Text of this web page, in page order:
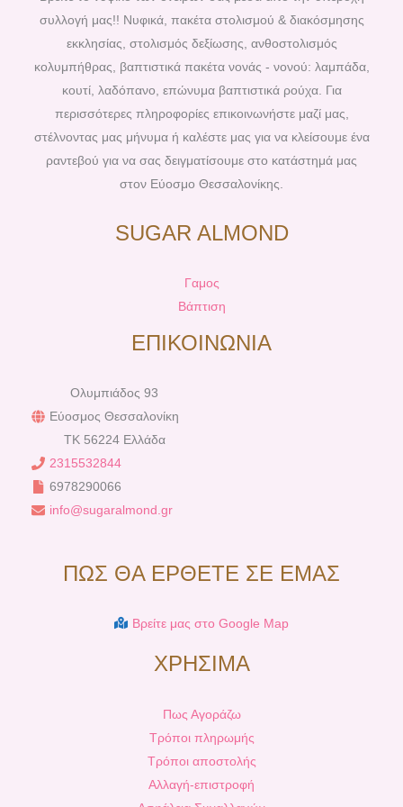
o
o
k
r
e
s
t
g
r
a
m
b
συλλογή μας!! Νυφικά, πακέτα στολισμού & διακόσμησης
εκκλησίας, στολισμός δεξίωσης, ανθοστολισμός
κολυμπήθρας, βαπτιστικά πακέτα νονάς - νονού: λαμπάδα,
κουτί, λαδόπανο, επώνυμα βαπτιστικά ρούχα. Για
περισσότερες πληροφορίες επικοινωνήστε μαζί μας,
στέλνοντας μας μήνυμα ή καλέστε μας για να κλείσουμε ένα
ραντεβού για να σας δειγματίσουμε στο κατάστημά μας
στον Εύοσμο Θεσσαλονίκης.
SUGAR ALMOND
Γαμος
Βάπτιση
ΕΠΙΚΟΙΝΩΝΙΑ
Ολυμπιάδος 93
Εύοσμος Θεσσαλονίκη
TK 56224 Ελλάδα
2315532844
6978290066
info@sugaralmond.gr
ΠΩΣ ΘΑ ΕΡΘΕΤΕ ΣΕ ΕΜΑΣ
Βρείτε μας στο Google Map
ΧΡΗΣΙΜΑ
Πως Αγοράζω
Τρόποι πληρωμής
Τρόποι αποστολής
Αλλαγή-επιστροφή